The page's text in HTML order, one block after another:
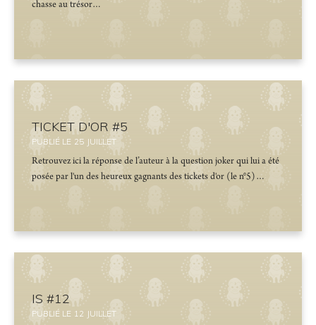
chasse au trésor…
TICKET D'OR #5
PUBLIÉ LE 25 JUILLET
Retrouvez ici la réponse de l’auteur à la question joker qui lui a été
posée par l'un des heureux gagnants des tickets d'or (le n°5)…
IS #12
PUBLIÉ LE 12 JUILLET